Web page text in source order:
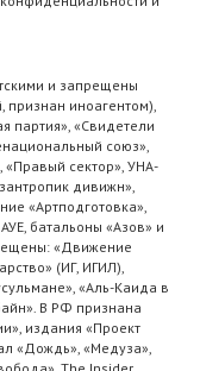
и запрещены
иноагентом),
партия», «Свидетели
союз»,
сектор», УНА-
дивижн»,
«Артподготовка»,
батальоны «Азов» и
«Движение
(ИГ, ИГИЛ),
«Аль-Каида в
В РФ признана
издания «Проект
«Дождь», «Медуза»,
The Insider,